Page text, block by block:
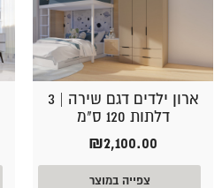
ארון ילדים דגם שירה | 3
דלתות 120 ס"מ
₪2,100.00
צפייה במוצר